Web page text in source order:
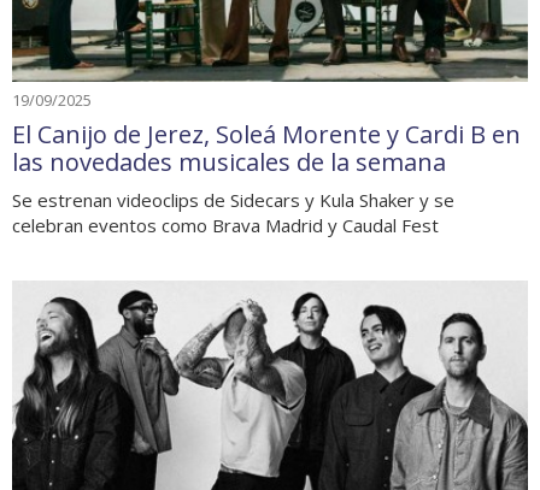
19/09/2025
El Canijo de Jerez, Soleá Morente y Cardi B en
las novedades musicales de la semana
Se estrenan videoclips de Sidecars y Kula Shaker y se
celebran eventos como Brava Madrid y Caudal Fest